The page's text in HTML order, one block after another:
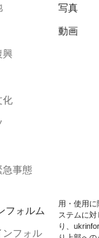
興
化
急事態
フォルム
ンフォル
写真
動画
用・使用に
ステムに対
り、